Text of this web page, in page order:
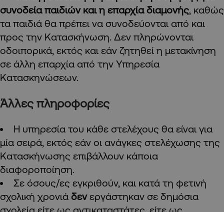
συνοδεία παιδιών και η επαρχία διαμονής , καθώς
τα παιδιά θα πρέπει να συνοδεύονται από και
προς την Κατασκήνωση. Δεν πληρώνονται
οδοιπορικά, εκτός και εάν ζητηθεί η μετακίνηση
σε άλλη επαρχία από την Υπηρεσία
Κατασκηνώσεων.
Άλλες πληροφορίες
Η υπηρεσία του κάθε στελέχους θα είναι για
μία σειρά, εκτός εάν οι ανάγκες στελέχωσης της
Κατασκήνωσης επιβάλλουν κάποια
διαφοροποίηση.
Σε όσους/ες εγκριθούν, και κατά τη φετινή
σχολική χρονιά δενεργάστηκαν σε δημόσια
σχολεία είτε ως αντικαταστάτες, είτε ως